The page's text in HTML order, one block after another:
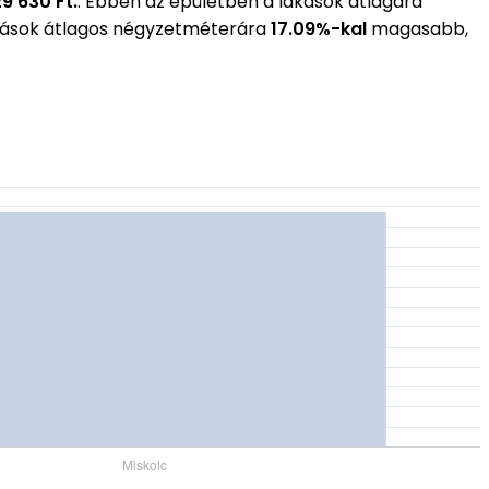
átlagos négyzetméterára17.09%-kal magasabb,